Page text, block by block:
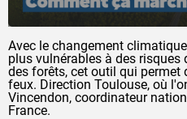
Avec le changement
plus vulnérables à des risques
des forêts, cet outil qui permet
feux. Direction Toulouse, où
Vincendon, coordinateur
France.